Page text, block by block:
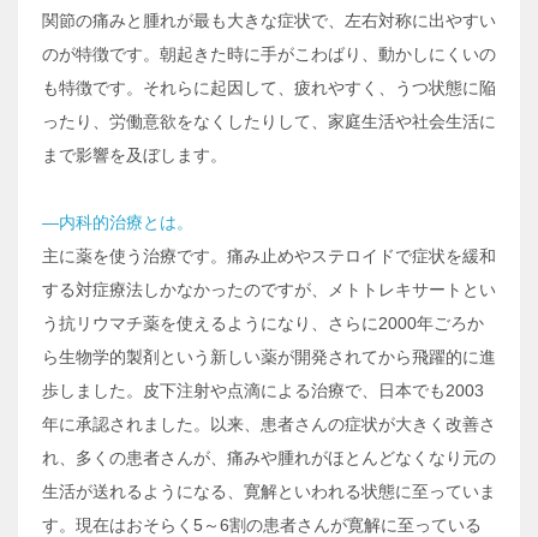
関節の痛みと腫れが最も大きな症状で、左右対称に出やすい
のが特徴です。朝起きた時に手がこわばり、動かしにくいの
も特徴です。それらに起因して、疲れやすく、うつ状態に陥
ったり、労働意欲をなくしたりして、家庭生活や社会生活に
まで影響を及ぼします。
―内科的治療とは。
主に薬を使う治療です。痛み止めやステロイドで症状を緩和
する対症療法しかなかったのですが、メトトレキサートとい
う抗リウマチ薬を使えるようになり、さらに2000年ごろか
ら生物学的製剤という新しい薬が開発されてから飛躍的に進
歩しました。皮下注射や点滴による治療で、日本でも2003
年に承認されました。以来、患者さんの症状が大きく改善さ
れ、多くの患者さんが、痛みや腫れがほとんどなくなり元の
生活が送れるようになる、寛解といわれる状態に至っていま
す。現在はおそらく5～6割の患者さんが寛解に至っている